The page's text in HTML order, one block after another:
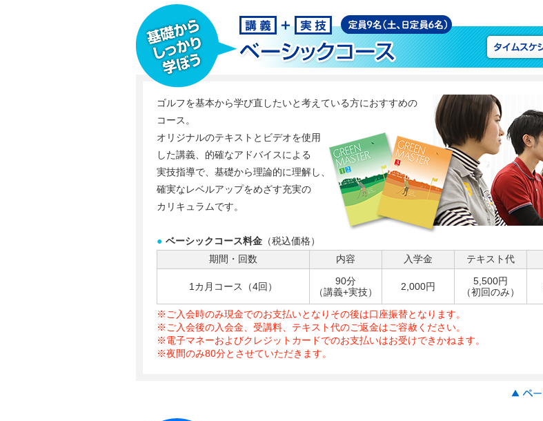
ゴルフを基本から学び直したいと考えている方におすすめの
コース。
オリジナルのテキストとビデオを使用
した講義、的確なアドバイスによる
実技指導で、基礎から理論的に理解し、
確実なレベルアップをめざす充実の
カリキュラムです。
● ベーシックコース料金 （税込価格）
期間・回数
内容 入学金 テキスト代
1カ月コース（4回）
90分
（講義+実技）
2,000円
5,500円
（初回のみ）
※ご入会時のみ現金でのお支払いとなりその後は口座振替となります。
※ご入会後の入会金、受講料、テキスト代のご返金はご容赦ください。
※電子マネーおよびクレジットカードでのお支払いはお受けできかねます。
※夜間のみ80分とさせていただきます。